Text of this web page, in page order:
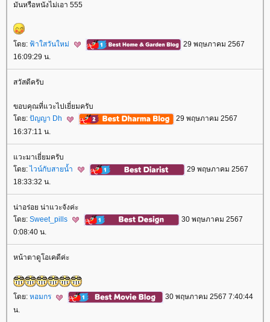
มันหรือหนังไม่เอา 555
ดย: ฟ้าใสวันใหม่
29 พฤษภาคม 2567
16:09:29 น.
สวัสดีครับ
ขอบคุณที่แวะไปเยี่ยมครับ
ดย: ปัญญา Dh
29 พฤษภาคม 2567
16:37:11 น.
วะมาเยี่ยมครับ
ดย:ไวน์กับสายน้ำ
29 พฤษภาคม 2567
18:33:32 น.
น่าอร่อย น่าแวะจังค่ะ
ดย: Sweet_pills
30 พฤษภาคม 2567
0:08:40 น.
หน้าตาดูโอเคดีค่ะ
ดย: หอมกร
30 พฤษภาคม 2567 7:40:44
น.